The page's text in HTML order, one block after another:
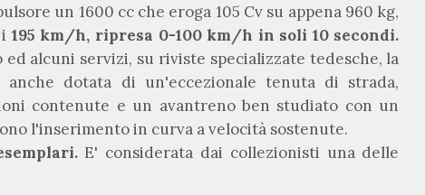
un 1600 cc che eroga 105 Cv su appena 960 kg,
195 km/h, ripresa 0-100 km/h in soli 10 secondi.
alcuni servizi, su riviste specializzate tedesche, la
dotata di un'eccezionale tenuta di strada,
contenute e un avantreno ben studiato con un
l'inserimento in curva a velocità sostenute.
E' considerata dai collezionisti una delle